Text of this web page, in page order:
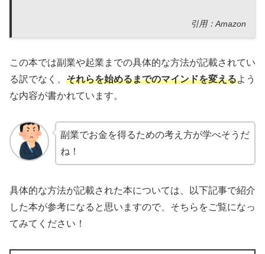
引用：Amazon
この本では副業や起業までの具体的な方法が記載されてい
る訳でなく、 それらを始めるまでのマインドを変えるよう
な内容が書かれています。
副業でお金を得るための考え方が学べそうだ
ね！
具体的な方法が記載された本については、以下記事で紹介
した本が参考になると思いますので、そちらをご覧になっ
てみてください！